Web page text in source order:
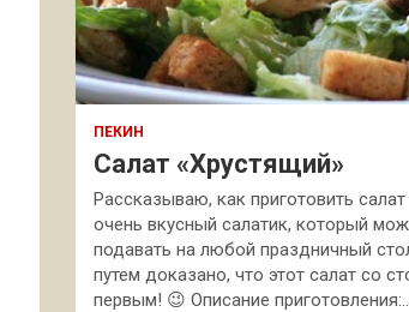
ПЕКИН
Салат «Хрустящий»
Рассказываю, как приготовить
очень вкусный салатик, который
подавать на любой праздничный
путем доказано, что этот салат со
первым! 😉 Описание